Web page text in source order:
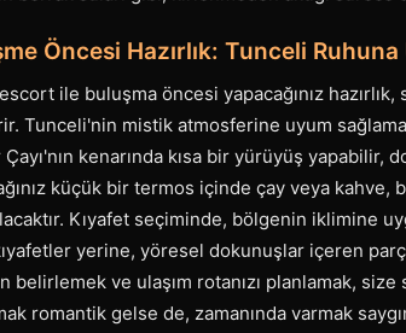
Öncesi Hazırlık: Tunceli
ile buluşma öncesi yapacağınız
Tunceli'nin mistik atmosferine uyum
kenarında kısa bir yürüyüş yapabilir,
küçük bir termos içinde çay veya
Kıyafet seçiminde, bölgenin iklimine
yerine, yöresel dokunuşlar içeren
belirlemek ve ulaşım rotanızı planlamak,
romantik gelse de, zamanında varmak